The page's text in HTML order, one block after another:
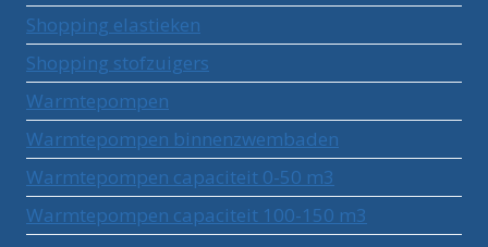
Shopping elastieken
Shopping stofzuigers
Warmtepompen
Warmtepompen binnenzwembaden
Warmtepompen capaciteit 0-50 m3
Warmtepompen capaciteit 100-150 m3